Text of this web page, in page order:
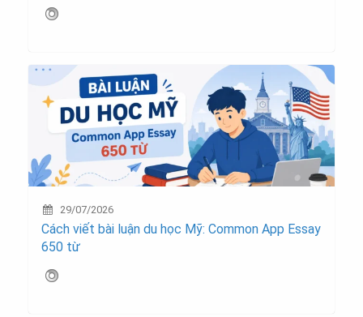
29/07/2026
Cách viết bài luận du học Mỹ: Common App Essay
650 từ